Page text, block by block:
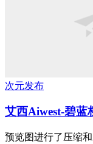
次元发布
艾西Aiwest-碧蓝
预览图进行了压缩